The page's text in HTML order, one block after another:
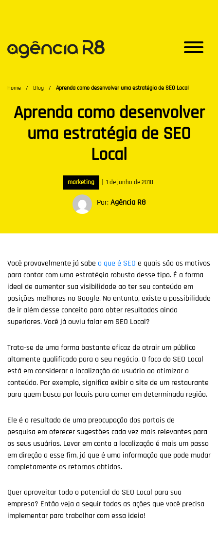
Home / Blog / Aprenda como desenvolver uma estratégia de SEO Local
Aprenda como desenvolver
uma estratégia de SEO
Local
marketing | 1 de junho de 2018
Por:Agência R8
Você provavelmente já sabe o que é SEO e quais são os motivos
para contar com uma estratégia robusta desse tipo. É a forma
ideal de aumentar sua visibilidade ao ter seu conteúdo em
posições melhores no Google. No entanto, existe a possibilidade
de ir além desse conceito para obter resultados ainda
superiores. Você já ouviu falar em SEO Local?
Trata-se de uma forma bastante eficaz de atrair um público
altamente qualificado para o seu negócio. O foco do SEO Local
está em considerar a localização do usuário ao otimizar o
conteúdo. Por exemplo, significa exibir o site de um restaurante
para quem busca por locais para comer em determinada região.
Ele é o resultado de uma preocupação dos portais de
pesquisa em oferecer sugestões cada vez mais relevantes para
os seus usuários. Levar em conta a localização é mais um passo
em direção a esse fim, já que é uma informação que pode mudar
completamente os retornos obtidos.
Quer aproveitar todo o potencial do SEO Local para sua
empresa? Então veja a seguir todas as ações que você precisa
implementar para trabalhar com essa ideia!